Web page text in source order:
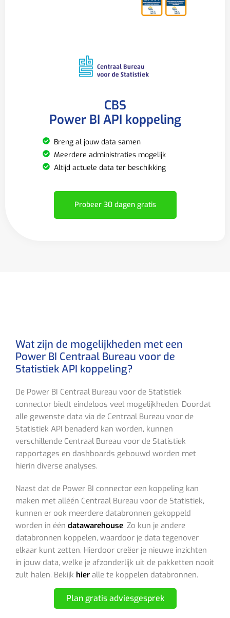
CBS
Power BI API koppeling
Breng al jouw data samen
Meerdere administraties mogelijk
Altijd actuele data ter beschikking
Probeer 30 dagen gratis
Wat zijn de mogelijkheden met een
Power BI Centraal Bureau voor de
Statistiek API koppeling?
De Power BI Centraal Bureau voor de Statistiek
connector biedt eindeloos veel mogelijkheden. Doordat
alle gewenste data via de Centraal Bureau voor de
Statistiek API benaderd kan worden, kunnen
verschillende Centraal Bureau voor de Statistiek
rapportages en dashboards gebouwd worden met
hierin diverse analyses.
Naast dat de Power BI connector een koppeling kan
maken met alléén Centraal Bureau voor de Statistiek,
kunnen er ook meerdere databronnen gekoppeld
worden in één datawarehouse. Zo kun je andere
databronnen koppelen, waardoor je data tegenover
elkaar kunt zetten. Hierdoor creëer je nieuwe inzichten
in jouw data, welke je afzonderlijk uit de pakketten nooit
zult halen. Bekijk hier alle te koppelen databronnen.
Plan gratis adviesgesprek